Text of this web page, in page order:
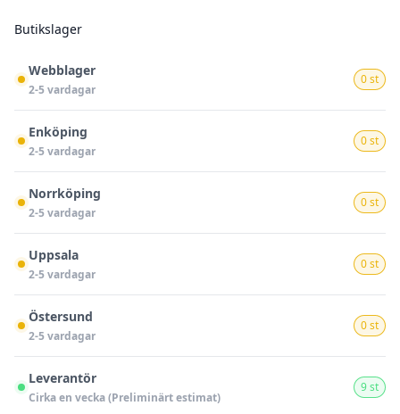
Butikslager
Webblager
2-5 vardagar
0 st
Enköping
2-5 vardagar
0 st
Norrköping
2-5 vardagar
0 st
Uppsala
2-5 vardagar
0 st
Östersund
2-5 vardagar
0 st
Leverantör
Cirka en vecka (Preliminärt estimat)
9 st